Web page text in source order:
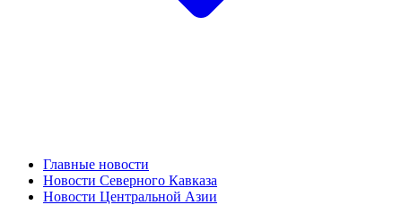
Главные новости
Новости Северного Кавказа
Новости Центральной Азии